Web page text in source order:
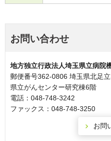
お問い合わせ
地方独立行政法人埼玉県立病院
郵便番号362-0806 埼玉県北足
県立がんセンター研究棟6階
電話：048-748-3242
ファックス：048-748-3250